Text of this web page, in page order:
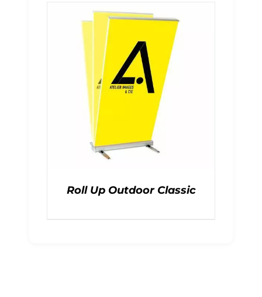
Roll Up Outdoor Classic